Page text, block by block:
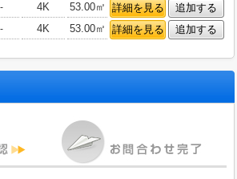
- 4K 53.00㎡ 詳細を見る
追加する
- 4K 53.00㎡ 詳細を見る 追加する